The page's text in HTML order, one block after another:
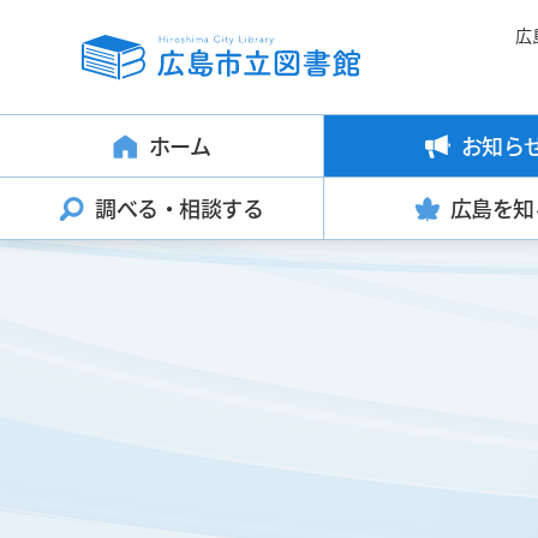
広
ホーム
お知ら
調べる・相談する 広島を